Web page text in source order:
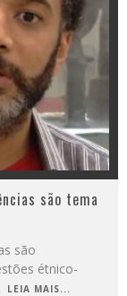
são tema
são
étnico-
LEIA MAIS...